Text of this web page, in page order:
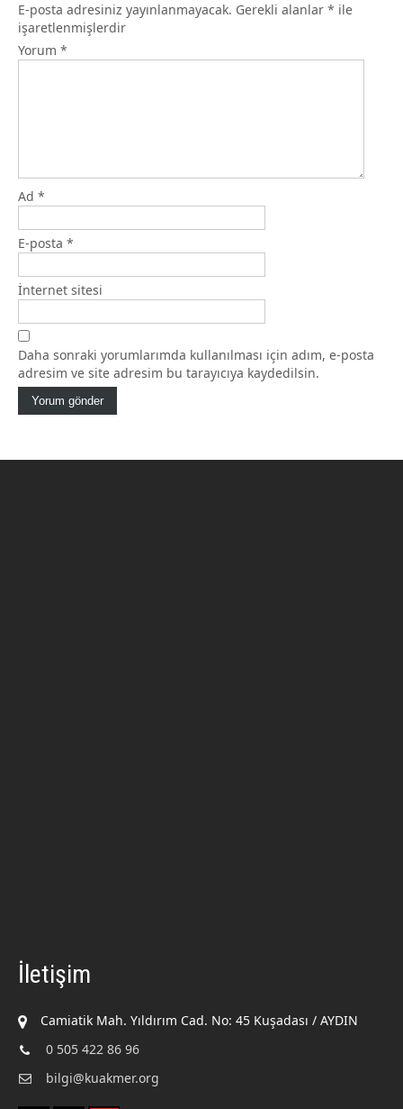
E-posta adresiniz yayınlanmayacak. Gerekli alanlar * ile
işaretlenmişlerdir
Yorum *
Ad *
E-posta *
İnternet sitesi
Daha sonraki yorumlarımda kullanılması için adım, e-posta
adresim ve site adresim bu tarayıcıya kaydedilsin.
İletişim
Camiatik Mah. Yıldırım Cad. No: 45 Kuşadası / AYDIN
0 505 422 86 96
bilgi@kuakmer.org